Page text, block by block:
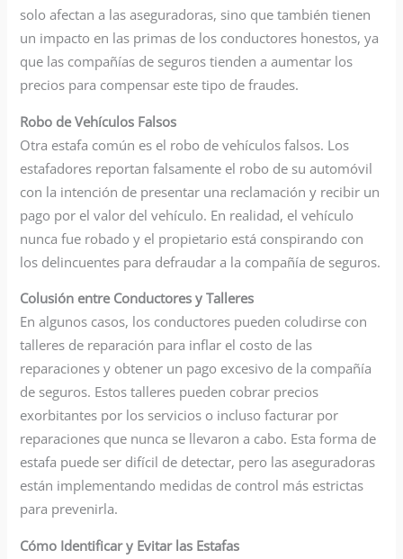
solo afectan a las aseguradoras, sino que también tienen
un impacto en las primas de los conductores honestos, ya
que las compañías de seguros tienden a aumentar los
precios para compensar este tipo de fraudes.
Robo de Vehículos Falsos
Otra estafa común es el robo de vehículos falsos. Los
estafadores reportan falsamente el robo de su automóvil
con la intención de presentar una reclamación y recibir un
pago por el valor del vehículo. En realidad, el vehículo
nunca fue robado y el propietario está conspirando con
los delincuentes para defraudar a la compañía de seguros.
Colusión entre Conductores y Talleres
En algunos casos, los conductores pueden coludirse con
talleres de reparación para inflar el costo de las
reparaciones y obtener un pago excesivo de la compañía
de seguros. Estos talleres pueden cobrar precios
exorbitantes por los servicios o incluso facturar por
reparaciones que nunca se llevaron a cabo. Esta forma de
estafa puede ser difícil de detectar, pero las aseguradoras
están implementando medidas de control más estrictas
para prevenirla.
Cómo Identificar y Evitar las Estafas